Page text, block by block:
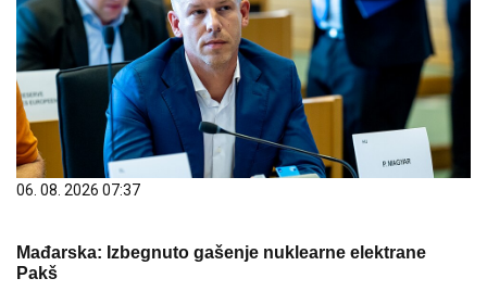
06. 08. 2026 07:37
Mađarska: Izbegnuto gašenje nuklearne elektrane
Pakš